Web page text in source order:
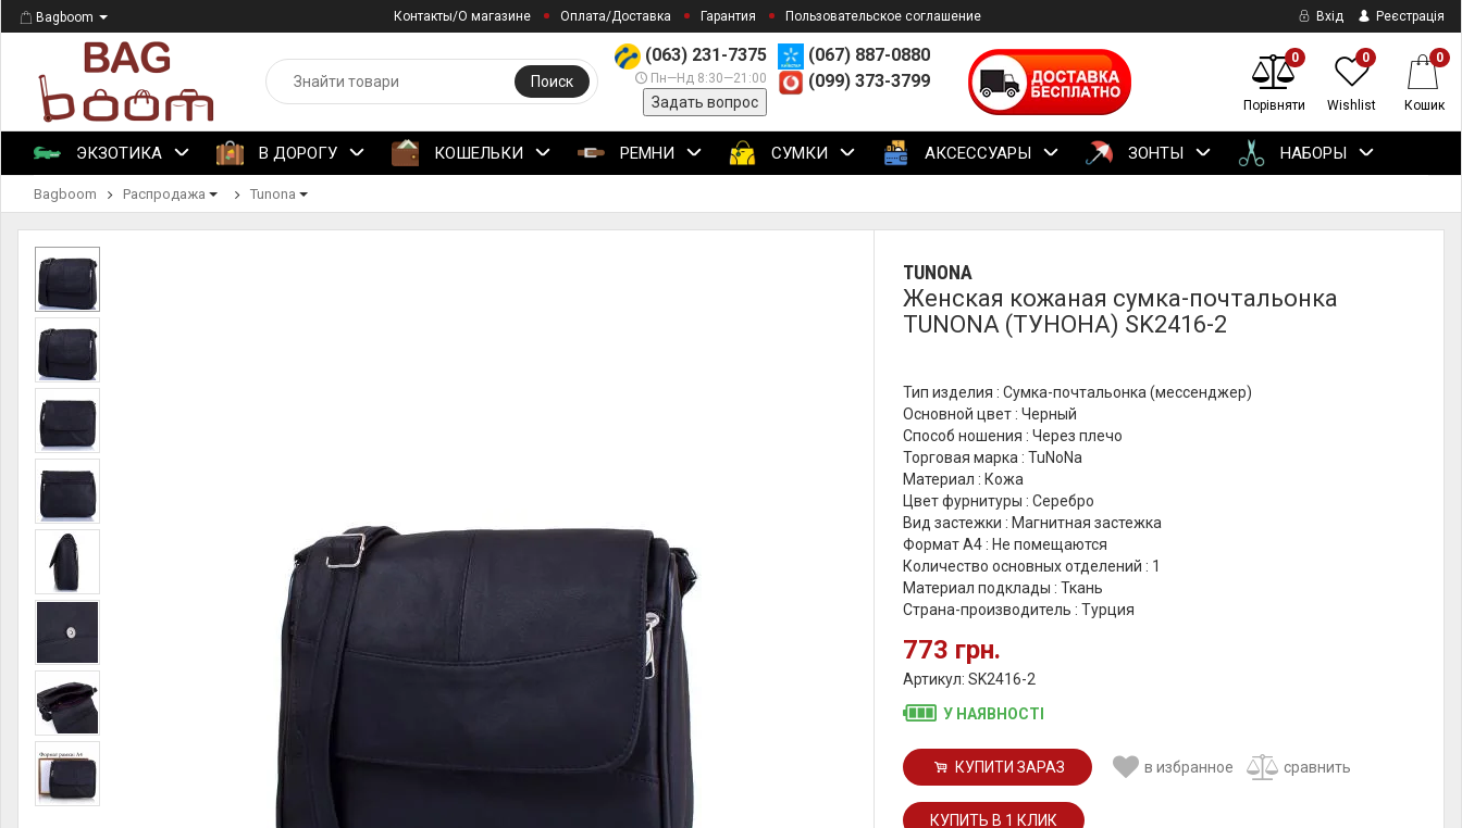
Bagboom Контакты/О магазине Оплата/Доставка Гарантия Пользовательское соглашение Вхід Реєстрація
(063) 231-7375
Пн—Нд 8:30—21:00
Задать вопрос
(067) 887-0880
(099) 373-3799
Поиск
0
Порівняти
0
Wishlist
0
Кошик
ЭКЗОТИКА В ДОРОГУ КОШЕЛЬКИ РЕМНИ СУМКИ АКСЕССУАРЫ ЗОНТЫ НАБОРЫ
Bagboom Распродажа Tunona
TUNONA
Женская кожаная сумка-почтальонка
TUNONA (ТУНОНА) SK2416-2
Тип изделия : Сумка-почтальонка (мессенджер)
Основной цвет : Черный
Способ ношения : Через плечо
Торговая марка : TuNoNа
Материал : Кожа
Цвет фурнитуры : Серебро
Вид застежки : Магнитная застежка
Формат А4 : Не помещаются
Количество основных отделений : 1
Материал подклады : Ткань
Страна-производитель : Турция
773 грн.
Артикул: SK2416-2
У НАЯВНОСТІ
КУПИТИ ЗАРАЗ в избранное сравнить